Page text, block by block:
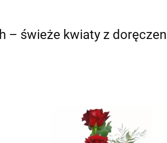
– świeże kwiaty z